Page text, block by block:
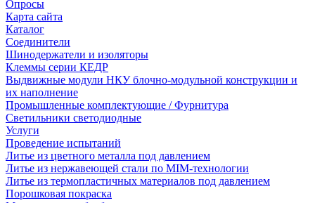
Опросы
Карта сайта
Каталог
Соединители
Шинодержатели и изоляторы
Клеммы серии КЕДР
Выдвижные модули НКУ блочно-модульной конструкции и
их наполнение
Промышленные комплектующие / Фурнитура
Светильники светодиодные
Услуги
Проведение испытаний
Литье из цветного металла под давлением
Литье из нержавеющей стали по MIM-технологии
Литье из термопластичных материалов под давлением
Порошковая покраска